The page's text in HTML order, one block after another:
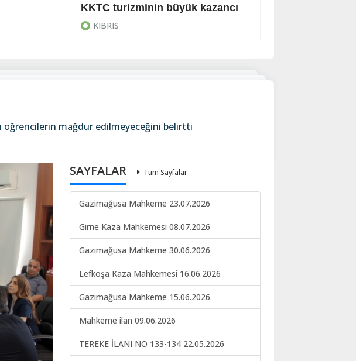
KKTC turizminin büyük kazancı
KIBRIS
öğrencilerin mağdur edilmeyeceğini belirtti
SAYFALAR Tüm Sayfalar
Gazimağusa Mahkeme 23.07.2026
Girne Kaza Mahkemesi 08.07.2026
Gazimağusa Mahkeme 30.06.2026
Lefkoşa Kaza Mahkemesi 16.06.2026
Gazimağusa Mahkeme 15.06.2026
Mahkeme ilan 09.06.2026
TEREKE İLANI NO 133-134 22.05.2026